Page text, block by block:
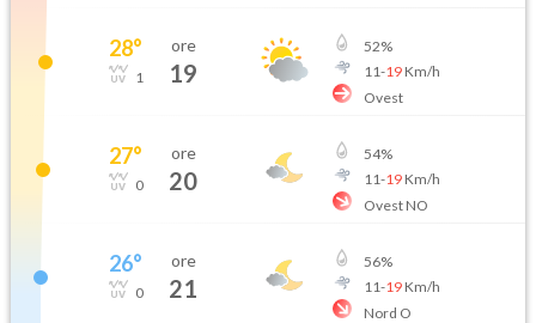
28°
1
ore
19
52%
11-19Km/h
Ovest
27°
0
ore
20
54%
11-19Km/h
Ovest NO
26°
0
ore
21
56%
11-19Km/h
Nord O